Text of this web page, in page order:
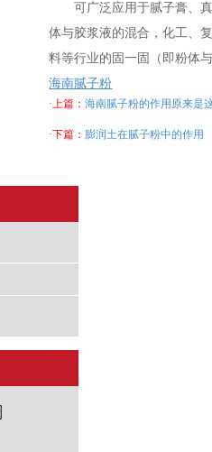
可广泛应用于腻子膏、真
体与胶浆液的混合，化工、
料等行业的固一固（即粉体
海南腻子粉
·上篇：海南腻子粉的作用原来是
·下篇： 膨润土在腻子粉中的作用